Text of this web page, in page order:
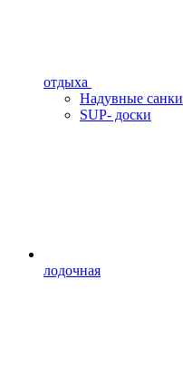
отдыха
Надувные санки
SUP- доски
лодочная